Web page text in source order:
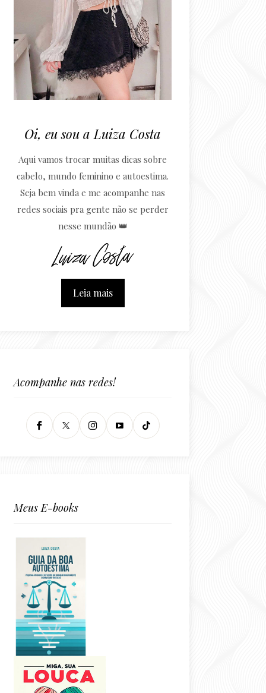
Oi, eu sou a Luiza Costa
Aqui vamos trocar muitas dicas sobre
cabelo, mundo feminino e autoestima.
Seja bem vinda e me acompanhe nas
redes sociais pra gente não se perder
nesse mundão 👑
Leia mais
Acompanhe nas redes!
Meus E-books